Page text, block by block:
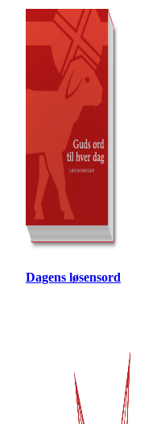
Dagens løsensord